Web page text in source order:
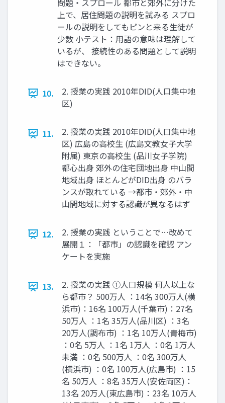
問題・スプロール 都市と郊外に分けた
上で、居住問題の説明を試みる スプロ
ールの説明をしてもピンと来る生徒が
少数 小テスト：用語の意味は理解して
いるが、 接続性のある問題として説明
はできない。
10.
2. 授業の実践 2010年DID(人口集中地
区)
11.
2. 授業の実践 2010年DID(人口集中地
区) 広島の高校生 (広島文教女子大学
附属) 東京の高校生 (品川女子学院)
都心出身 郊外の住宅団地出身 中山間
地域出身 ほとんどがDID出身 のバラ
ンスが取れている →都市・郊外・中
山間地域に対する認識が異なるはず
12.
2. 授業の実践 ということで…改めて
展開１：「都市」の認識を確認 アン
ケートを実施
13.
2. 授業の実践 ①人口規模 何人以上な
ら都市？ 500万人 ：14名 300万人(横
浜市)：16名 100万人(千葉市)：27名
50万人 ：1名 35万人(品川区) ：3名
20万人(調布市) ：1名 10万人(青梅市)
：0名 5万人 ：1名 1万人 ：0名 1万人
未満 ：0名 500万人 ：0名 300万人
(横浜市) ：0名 100万人(広島市) ：15
名 50万人 ：8名 35万人(安佐両区)：
13名 20万人(東広島市)：23名 10万人